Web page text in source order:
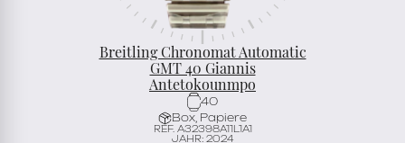
Breitling Chronomat Automatic
GMT 40 Giannis
Antetokounmpo
40
Box, Papiere
REF. A32398A11L1A1
JAHR: 2024